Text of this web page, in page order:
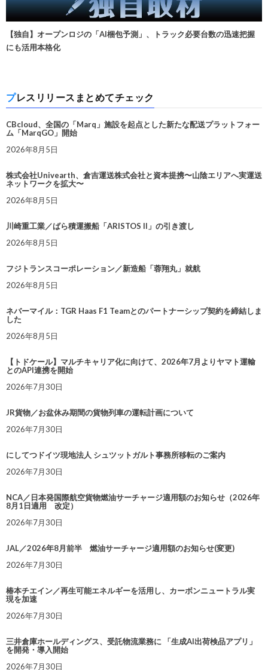
【独自】オープンロジの「AI梱包予測」、トラック必要台数の迅速把握
にも活用本格化
プレスリリースまとめてチェック
CBcloud、全国の「Marq」施設を起点とした新たな配送プラットフォー
ム「MarqGO」開始
2026年8月5日
株式会社Univearth、倉吉運送株式会社と資本提携〜山陰エリアへ実運送
ネットワークを拡大〜
2026年8月5日
川崎重工業／ばら積運搬船「ARISTOS II」の引き渡し
2026年8月5日
フジトランスコーポレーション／新造船「蓉翔丸」就航
2026年8月5日
ネバーマイル：TGR Haas F1 Teamとのパートナーシップ契約を締結しま
した
2026年8月5日
【トドケール】マルチキャリア化に向けて、2026年7月よりヤマト運輸
とのAPI連携を開始
2026年7月30日
JR貨物／お盆休み期間の貨物列車の運転計画について
2026年7月30日
にしてつドイツ現地法人 シュツットガルト事務所移転のご案内
2026年7月30日
NCA／日本発国際航空貨物燃油サーチャージ適用額のお知らせ（2026年
8月1日適用 改定）
2026年7月30日
JAL／2026年8月前半 燃油サーチャージ適用額のお知らせ(変更)
2026年7月30日
椿本チエイン／再生可能エネルギーを活用し、カーボンニュートラル実
現を加速
2026年7月30日
三井倉庫ホールディングス、受託物流業務に 「生成AI出荷検品アプリ」
を開発・導入開始
2026年7月30日